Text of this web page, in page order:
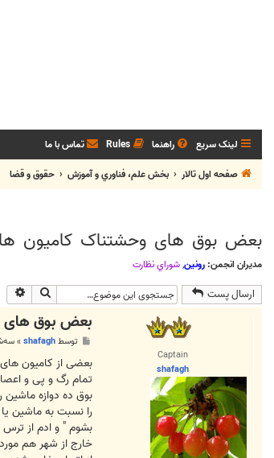
لینک سریع راهنما Rules تماس با ما
صفحه اول تالار
بخش علم، فناوري و آموزش حقوق و قضا
بعض بوق های وحشتناک کامیون
مدیران انجمن: رونین,شوراي نظارت
ارسال پست جستجو
Captain
shafagh
بعض بوق های
ت
توسطshafagh
»سه‌شنبه ۱۹
بعضی از کامیون
تمام رگ و پی و
بوق ده دوازه
را نسبت به ماشین
بشوم " و ادم از ترس
خارج از شهر هم